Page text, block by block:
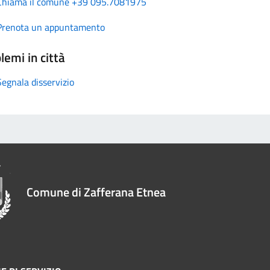
un appuntamento
in città
disservizio
Comune di Zafferana Etnea